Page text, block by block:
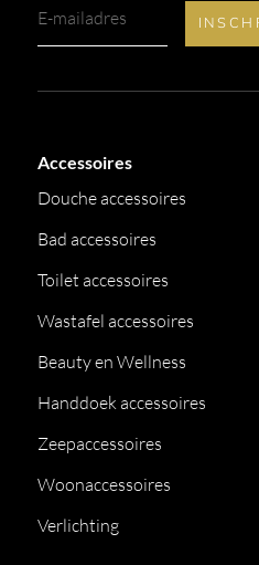
Accessoires
Douche accessoires
Bad accessoires
Toilet accessoires
Wastafel accessoires
Beauty en Wellness
Handdoek accessoires
Zeepaccessoires
Woonaccessoires
Verlichting